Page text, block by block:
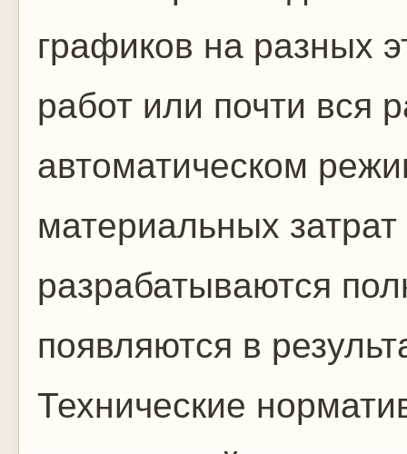
графиков на разных
работ или почти вся
автоматическом
материальных
разрабатываются
появляются в
Технические